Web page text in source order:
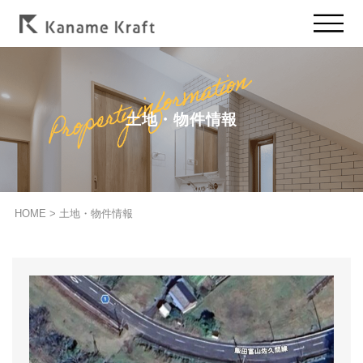
土地・物件情報
HOME > 土地・物件情報